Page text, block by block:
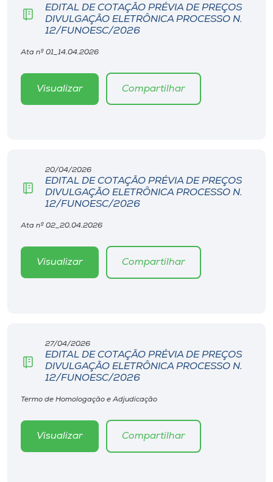
EDITAL DE COTAÇÃO PRÉVIA DE PREÇOS
DIVULGAÇÃO ELETRÔNICA PROCESSO N.
12/FUNOESC/2026
Ata nº 01_14.04.2026
Visualizar Compartilhar
20/04/2026
EDITAL DE COTAÇÃO PRÉVIA DE PREÇOS
DIVULGAÇÃO ELETRÔNICA PROCESSO N.
12/FUNOESC/2026
Ata nº 02_20.04.2026
Visualizar Compartilhar
27/04/2026
EDITAL DE COTAÇÃO PRÉVIA DE PREÇOS
DIVULGAÇÃO ELETRÔNICA PROCESSO N.
12/FUNOESC/2026
Termo de Homologação e Adjudicação
Visualizar Compartilhar